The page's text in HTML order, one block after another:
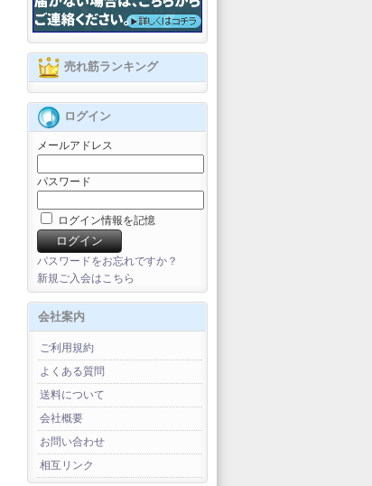
売れ筋ランキング
ログイン
メールアドレス
パスワード
ログイン情報を記憶
パスワードをお忘れですか？
新規ご入会はこちら
会社案内
ご利用規約
よくある質問
送料について
会社概要
お問い合わせ
相互リンク